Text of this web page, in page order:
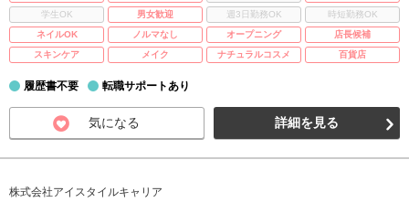
学生OK
男女歓迎 週3日勤務OK
時短勤務OK
ネイルOK
ノルマなし オープニング
店長候補
スキンケア
メイク ナチュラルコスメ 百貨店
履歴書不要 転職サポートあり
気になる 詳細を見る
株式会社アイスタイルキャリア